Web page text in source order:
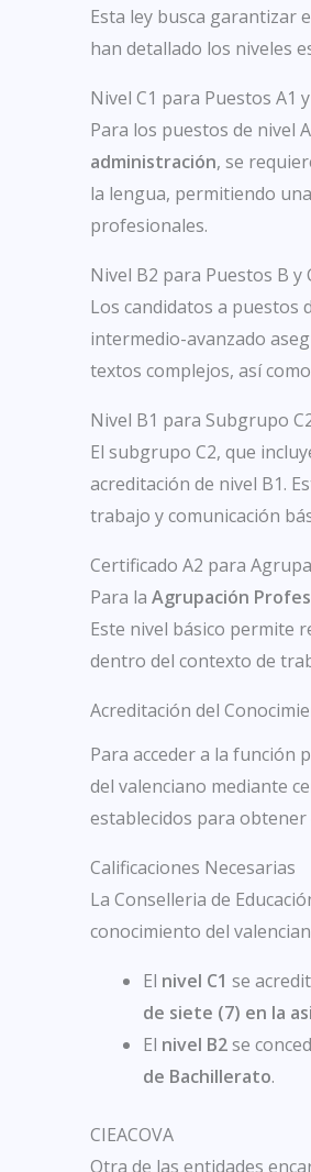
Esta ley busca garantizar
han detallado los niveles
Nivel C1 para Puestos A1
Para los puestos de nivel
administración, se
la lengua, permitiendo
profesionales.
Nivel B2 para Puestos B y
Los candidatos a puestos
intermedio-avanzado
textos complejos, así
Nivel B1 para Subgrupo
El subgrupo C2, que
acreditación de nivel B1.
trabajo y comunicación
Certificado A2 para
Para la Agrupación
Este nivel básico permite
dentro del contexto de
Acreditación del
Para acceder a la función
del valenciano mediante
establecidos para obtener
Calificaciones Necesarias
La Conselleria de
conocimiento del
El nivel C1 se
de siete (7) en la
El nivel B2se
de Bachillerato.
CIEACOVA
Otra de las entidades